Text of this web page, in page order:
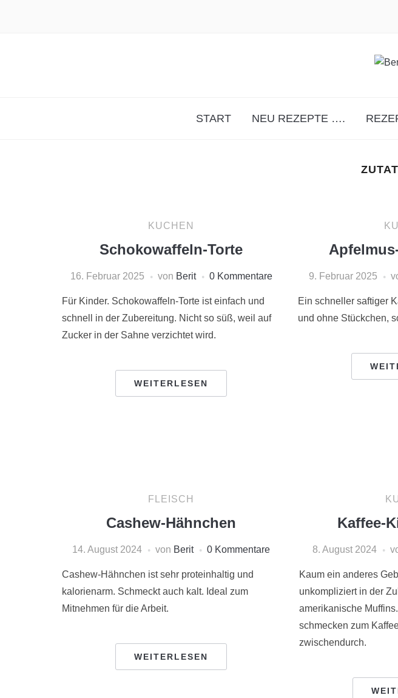
START NEU REZEPTE ….
KUCHEN
Schokowaffeln-Torte
16. Februar 2025 von Berit 0 Kommentare
Für Kinder. Schokowaffeln-Torte ist einfach und
schnell in der Zubereitung. Nicht so süß, weil auf
Zucker in der Sahne verzichtet wird.
WEITERLESEN
9. Februar 2025
Ein schneller saftiger
und ohne Stückchen,
FLEISCH
Cashew-Hähnchen
14. August 2024 von Berit 0 Kommentare
Cashew-Hähnchen ist sehr proteinhaltig und
kalorienarm. Schmeckt auch kalt. Ideal zum
Mitnehmen für die Arbeit.
WEITERLESEN
Kaffee-
8. August 2024
Kaum ein anderes
unkompliziert in der
amerikanische
schmecken zum
zwischendurch.